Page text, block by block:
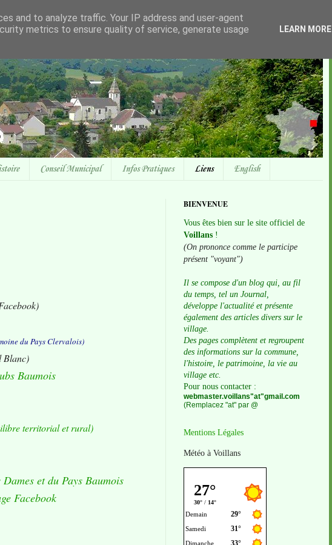
Conseil Municipal Infos Pratiques Liens English
du Pays Clervalois)
Blanc)
Baumois
territorial et rural)
et du Pays Baumois
Facebook
BIENVENUE
Vous êtes bien sur le site officiel de
Voillans !
(On prononce comme le participe
présent "voyant")
Il se compose d'un blog qui, au fil
du temps, tel un Journal,
développe l'actualité et présente
également des articles divers sur le
village.
Des pages complètent et regroupent
des informations sur la commune,
l'histoire, le patrimoine, la vie au
village etc.
Pour nous contacter :
webmaster.voillans"at"gmail.com
(Remplacez "at" par @
Mentions Légales
Météo à Voillans
and to analyze traffic. Your IP address and user-agent
metrics to ensure quality of service, generate usage
LEARN MORE